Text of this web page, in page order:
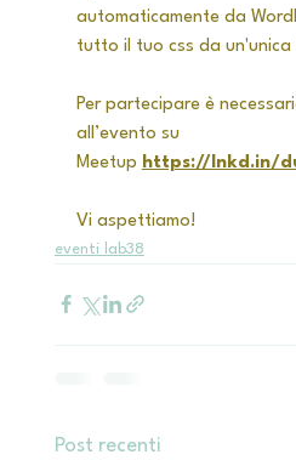
automaticamente da
tutto il tuo css da
Per partecipare è
all’evento su
Meetup https://lnkd.in/
Vi aspettiamo!
eventi lab38
Post recenti